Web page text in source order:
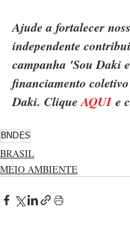
Ajude a fortalecer
independente
campanha 'Sou Daki
financiamento
Daki. Clique AQUI e
BNDES
BRASIL
MEIO AMBIENTE